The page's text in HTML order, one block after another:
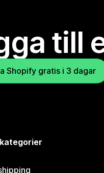
till
Shopify gratis i 3 dagar